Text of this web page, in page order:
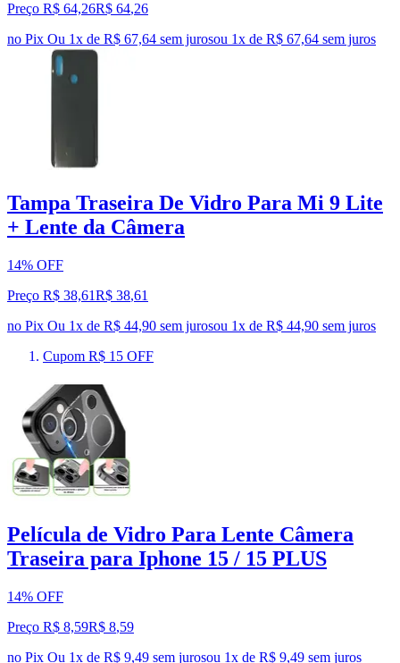
Preço R$ 64,26R$ 64,26
no Pix Ou 1x de R$ 67,64 sem jurosou 1x de R$ 67,64 sem juros
Tampa Traseira De Vidro Para Mi 9 Lite
+ Lente da Câmera
14% OFF
Preço R$ 38,61R$ 38,61
no Pix Ou 1x de R$ 44,90 sem jurosou 1x de R$ 44,90 sem juros
Cupom R$ 15 OFF
Película de Vidro Para Lente Câmera
Traseira para Iphone 15 / 15 PLUS
14% OFF
Preço R$ 8,59R$ 8,59
no Pix Ou 1x de R$ 9,49 sem jurosou 1x de R$ 9,49 sem juros